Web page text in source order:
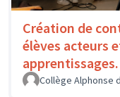
Création de
élèves acteurs
apprentissages.
Collège Alphonse